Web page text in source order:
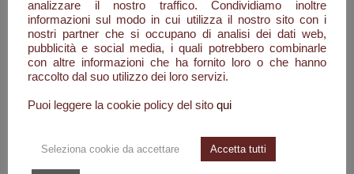
rosa si fondono con l’incenso, che dona una
sensazione di profondità e sacralità. Questa
combinazione evoca un'atmosfera misteriosa,
perfetta per una fragranza ispirata a una figura
iconica come Iommi.
analizzare il nostro traffico. Condividiamo inoltre
informazioni sul modo in cui utilizza il nostro sito con i
nostri partner che si occupano di analisi dei dati web,
pubblicità e social media, i quali potrebbero combinarle
con altre informazioni che ha fornito loro o che hanno
raccolto dal suo utilizzo dei loro servizi.
Puoi leggere la cookie policy del sito qui
Seleziona cookie da accettare Accetta tutti